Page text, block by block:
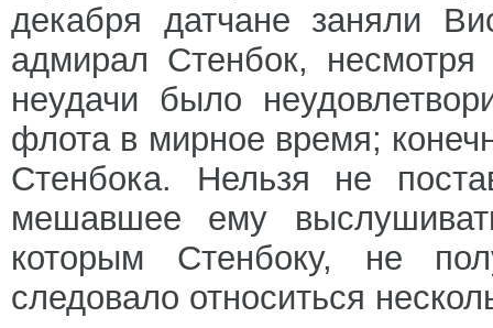
декабря датчане заняли
адмирал Стенбок,
неудачи было
флота в мирное время;
Стенбока. Нельзя не
мешавшее ему
которым Стенбоку, не
следовало относиться